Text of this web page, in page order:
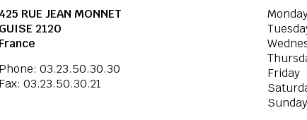
425 RUE JEAN MONNET
GUISE 2120
France
Phone: 03.23.50.30.30
Fax: 03.23.50.30.21
Friday
Sunday